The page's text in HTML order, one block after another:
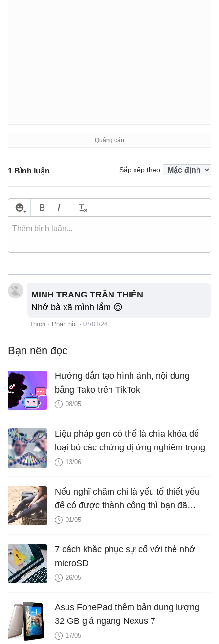
1 Bình luận Sắp xếp theo
MINH TRANG TRẦN THIÊN
Nhớ bà xã mình lắm 😌
Thích · Phản hồi · 07/01/24
Bạn nên đọc
Hướng dẫn tạo hình ảnh, nội dung
bằng Tako trên TikTok
08/05
Liệu pháp gen có thể là chìa khóa để
loại bỏ các chứng dị ứng nghiêm trọng
13/06
Nếu nghĩ chăm chỉ là yếu tố thiết yếu
để có được thành công thì bạn đã
nhầm!
01/05
7 cách khắc phục sự cố với thẻ nhớ
microSD
26/05
Asus FonePad thêm bản dung lượng
32 GB giá ngang Nexus 7
17/05